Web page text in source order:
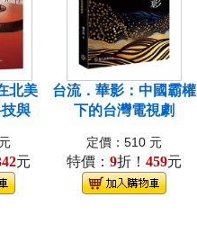
北美
與
元
台流．華影：中國霸權
下的台灣電視劇
定價：510 元
特價： 9折！ 459元